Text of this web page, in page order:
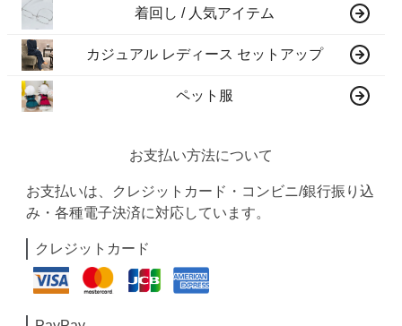
着回し / 人気アイテム
カジュアル レディース セットアップ
ペット服
お支払い方法について
お支払いは、クレジットカード・コンビニ/銀行振り込
み・各種電子決済に対応しています。
クレジットカード